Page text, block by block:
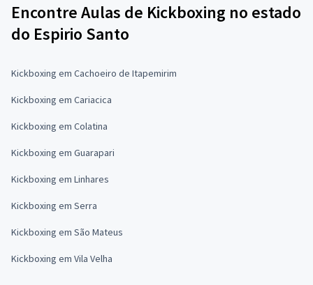
Encontre Aulas de Kickboxing no estado
do Espirio Santo
Kickboxing em Cachoeiro de Itapemirim
Kickboxing em Cariacica
Kickboxing em Colatina
Kickboxing em Guarapari
Kickboxing em Linhares
Kickboxing em Serra
Kickboxing em São Mateus
Kickboxing em Vila Velha